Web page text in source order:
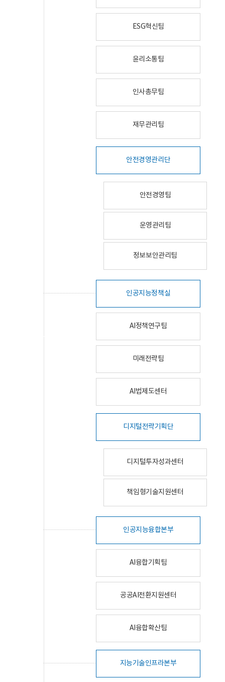
ESG혁신팀
윤리소통팀
인사총무팀
재무관리팀
안전경영관리단
안전경영팀
운영관리팀
정보보안관리팀
인공지능정책실
AI정책연구팀
미래전략팀
AI법제도센터
디지털전략기획단
디지털투자성과센터
책임형기술지원센터
인공지능융합본부
AI융합기획팀
공공AI전환지원센터
AI융합확산팀
지능기술인프라본부